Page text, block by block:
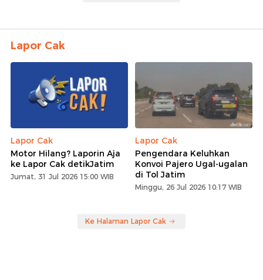
Lapor Cak
Lapor Cak
Motor Hilang? Laporin Aja
ke Lapor Cak detikJatim
Jumat, 31 Jul 2026 15:00 WIB
Lapor Cak
Pengendara Keluhkan
Konvoi Pajero Ugal-ugalan
di Tol Jatim
Minggu, 26 Jul 2026 10:17 WIB
Ke Halaman Lapor Cak